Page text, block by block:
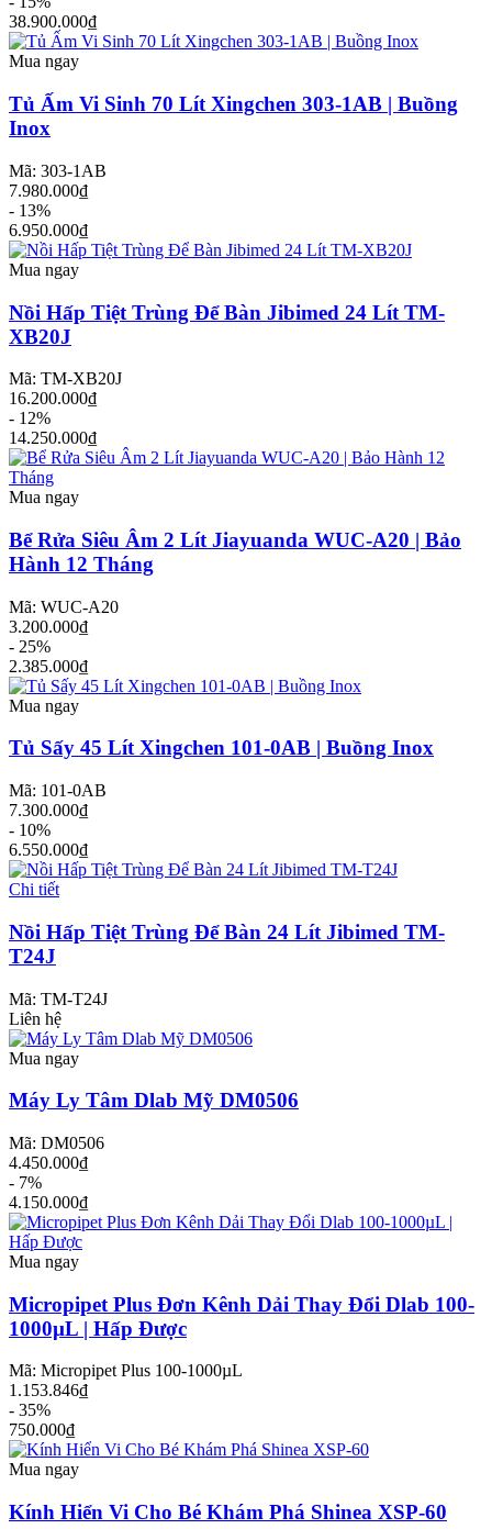
38.900.000₫
Mua ngay
Tủ Ấm Vi Sinh 70 Lít Xingchen 303-1AB | Buồng
Inox
Mã: 303-1AB
7.980.000₫
- 13%
6.950.000₫
Mua ngay
Nồi Hấp Tiệt Trùng Để Bàn Jibimed 24 Lít TM-
XB20J
Mã: TM-XB20J
16.200.000₫
- 12%
14.250.000₫
Mua ngay
Bể Rửa Siêu Âm 2 Lít Jiayuanda WUC-A20 | Bảo
Hành 12 Tháng
Mã: WUC-A20
3.200.000₫
- 25%
2.385.000₫
Mua ngay
Tủ Sấy 45 Lít Xingchen 101-0AB | Buồng Inox
Mã: 101-0AB
7.300.000₫
- 10%
6.550.000₫
Chi tiết
Nồi Hấp Tiệt Trùng Để Bàn 24 Lít Jibimed TM-
T24J
Mã: TM-T24J
Liên hệ
Mua ngay
Máy Ly Tâm Dlab Mỹ DM0506
Mã: DM0506
4.450.000₫
- 7%
4.150.000₫
Mua ngay
Micropipet Plus Đơn Kênh Dải Thay Đổi Dlab 100-
1000µL | Hấp Được
Mã: Micropipet Plus 100-1000µL
1.153.846₫
- 35%
750.000₫
Mua ngay
Kính Hiển Vi Cho Bé Khám Phá Shinea XSP-60